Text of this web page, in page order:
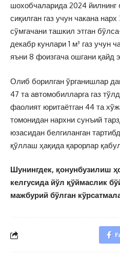
шохобчаларида 2024 йилнинг
сиқилган газ учун чакана
сўмгачани ташкил этган
декабр кунлари 1 м³ газ учун
яъни 8 фоизгача ошгани қайд
Олиб борилган ўрганишлар
47 та автомобилларга газ
фаолият юритаётган 44 та
томонидан нархни сунъий
юзасидан белгиланган
қўллаш ҳақида қарорлар
Шунингдек, қонунбузилиш
келгусида йўл қўймаслик
мажбурий бўлган